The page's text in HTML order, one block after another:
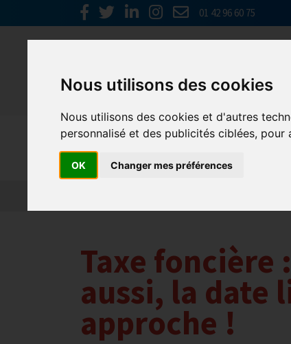
Nous utilisons des cookies
Nous utilisons des cookies et d'autres
personnalisé et des publicités ciblées,
OK Changer mes préférences
01 42 96 60 75
Taxe foncière
aussi, la date
approche !